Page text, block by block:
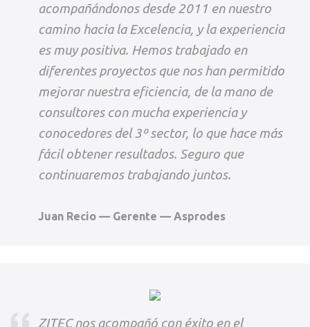
acompañándonos desde 2011 en nuestro
camino hacia la Excelencia, y la experiencia
es muy positiva. Hemos trabajado en
diferentes proyectos que nos han permitido
mejorar nuestra eficiencia, de la mano de
consultores con mucha experiencia y
conocedores del 3º sector, lo que hace más
fácil obtener resultados. Seguro que
continuaremos trabajando juntos.
Juan Recio — Gerente — Asprodes
ZITEC nos acompañó con éxito en el